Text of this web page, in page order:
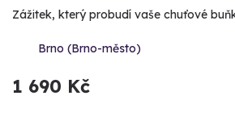
Zážitek, který probudí vaše chuťové
Brno (Brno-město)
1 690 Kč